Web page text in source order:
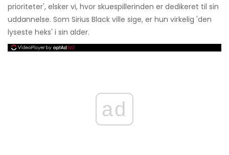
prioriteter', elsker vi, hvor skuespillerinden er dedikeret til sin
uddannelse. Som Sirius Black ville sige, er hun virkelig 'den
lyseste heks' i sin alder.
ad